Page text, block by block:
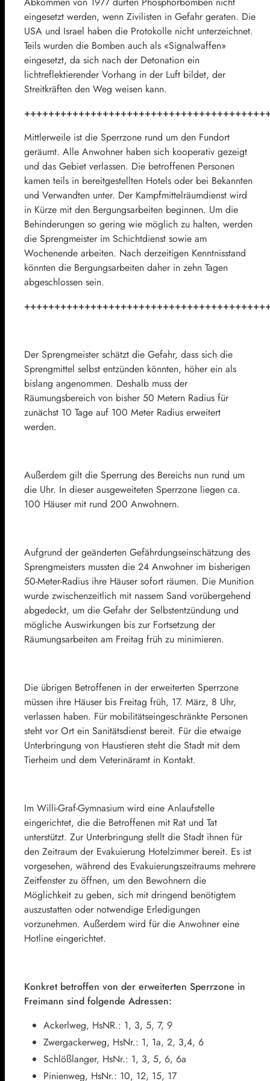
eingesetzt werden, wenn Zivilisten in Gefahr geraten. Die
USA und Israel haben die Protokolle nicht unterzeichnet.
Teils wurden die Bomben auch als «Signalwaffen»
eingesetzt, da sich nach der Detonation ein
lichtreflektierender Vorhang in der Luft bildet, der
Streitkräften den Weg weisen kann.
Mittlerweile ist die Sperrzone rund um den Fundort
geräumt. Alle Anwohner haben sich kooperativ gezeigt
und das Gebiet verlassen. Die betroffenen Personen
kamen teils in bereitgestellten Hotels oder bei Bekannten
und Verwandten unter. Der Kampfmittelräumdienst wird
in Kürze mit den Bergungsarbeiten beginnen. Um die
Behinderungen so gering wie möglich zu halten, werden
die Sprengmeister im Schichtdienst sowie am
Wochenende arbeiten. Nach derzeitigen Kenntnisstand
könnten die Bergungsarbeiten daher in zehn Tagen
abgeschlossen sein.
Der Sprengmeister schätzt die Gefahr, dass sich die
Sprengmittel selbst entzünden könnten, höher ein als
bislang angenommen. Deshalb muss der
Räumungsbereich von bisher 50 Metern Radius für
zunächst 10 Tage auf 100 Meter Radius erweitert
werden.
Außerdem gilt die Sperrung des Bereichs nun rund um
die Uhr. In dieser ausgeweiteten Sperrzone liegen ca.
100 Häuser mit rund 200 Anwohnern.
Aufgrund der geänderten Gefährdungseinschätzung des
Sprengmeisters mussten die 24 Anwohner im bisherigen
50-Meter-Radius ihre Häuser sofort räumen. Die Munition
wurde zwischenzeitlich mit nassem Sand vorübergehend
abgedeckt, um die Gefahr der Selbstentzündung und
mögliche Auswirkungen bis zur Fortsetzung der
Räumungsarbeiten am Freitag früh zu minimieren.
Die übrigen Betroffenen in der erweiterten Sperrzone
müssen ihre Häuser bis Freitag früh, 17. März, 8 Uhr,
verlassen haben. Für mobilitätseingeschränkte Personen
steht vor Ort ein Sanitätsdienst bereit. Für die etwaige
Unterbringung von Haustieren steht die Stadt mit dem
Tierheim und dem Veterinäramt in Kontakt.
Im Willi-Graf-Gymnasium wird eine Anlaufstelle
eingerichtet, die die Betroffenen mit Rat und Tat
unterstützt. Zur Unterbringung stellt die Stadt ihnen für
den Zeitraum der Evakuierung Hotelzimmer bereit. Es ist
vorgesehen, während des Evakuierungszeitraums mehrere
Zeitfenster zu öffnen, um den Bewohnern die
Möglichkeit zu geben, sich mit dringend benötigtem
auszustatten oder notwendige Erledigungen
vorzunehmen. Außerdem wird für die Anwohner eine
Hotline eingerichtet.
Konkret betroffen von der erweiterten Sperrzone in
Freimann sind folgende Adressen:
Ackerlweg, HsNR.: 1, 3, 5, 7, 9
Zwergackerweg, HsNr.: 1, 1a, 2, 3,4, 6
Schlößlanger, HsNr.: 1, 3, 5, 6, 6a
Pinienweg, HsNr.: 10, 12, 15, 17